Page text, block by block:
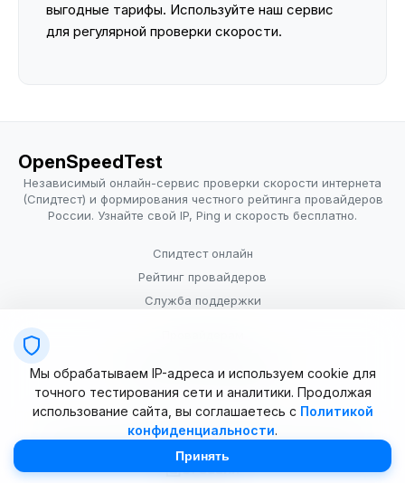
выгодные тарифы. Используйте наш сервис
для регулярной проверки скорости.
OpenSpeedTest
Независимый онлайн-сервис проверки скорости интернета
(Спидтест) и формирования честного рейтинга провайдеров
России. Узнайте свой IP, Ping и скорость бесплатно.
Спидтест онлайн
Рейтинг провайдеров
Служба поддержки
Условия использования
© 2025–2026 OpenSpeedTest (ИП Долматова В.В.). Все права
Мы обрабатываем IP-адреса и используем cookie для
точного тестирования сети и аналитики. Продолжая
использование сайта, вы соглашаетесь с Политикой
конфиденциальности.
Принять